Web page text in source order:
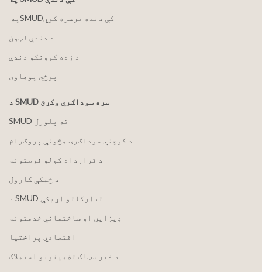
په ‏‎SMUD‎‏ کې دنده ترسره کوي
د دندې لټون
د زده کوونکو دندې
پوځي پوهاوی
د SMUD سره سوداګري وکړئ
SMUD ته پلورل
د کوچني سوداګرۍ هڅونې پروګرام
د قرارداد کولو فرصتونه
د ځمکې کارول
د SMUD تدارکاتو اړیکې
ډیزاین او ساختماني خدمتونه
اقتصادي پراختیا
د غیر سټاک تضمینونو استملاک